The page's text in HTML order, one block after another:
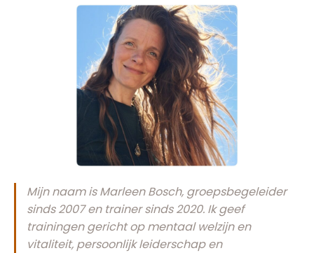
Mijn naam is Marleen Bosch, groepsbegeleider
sinds 2007 en trainer sinds 2020. Ik geef
trainingen gericht op mentaal welzijn en
vitaliteit, persoonlijk leiderschap en